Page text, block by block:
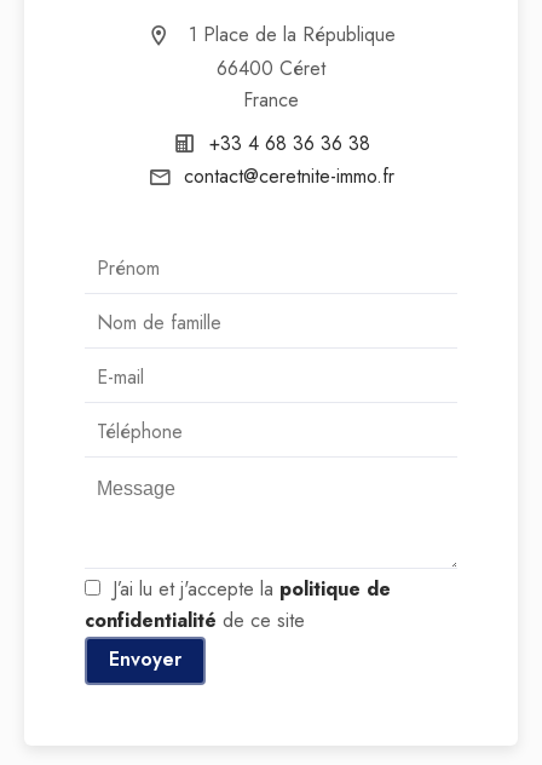
1 Place de la République
66400 Céret
France
+33 4 68 36 36 38
contact@ceretnite-immo.fr
J’ai lu et j'accepte la politique de
confidentialité de ce site
Envoyer